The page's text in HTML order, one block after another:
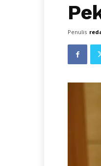
Penulis